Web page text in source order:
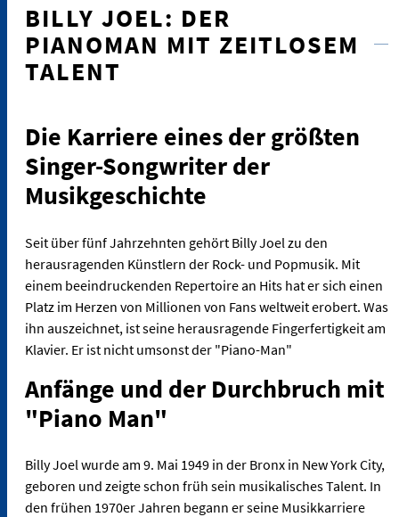
BILLY JOEL: DER
PIANOMAN MIT ZEITLOSEM
TALENT
Die Karriere eines der größten
Singer-Songwriter der
Musikgeschichte
Seit über fünf Jahrzehnten gehört Billy Joel zu den
herausragenden Künstlern der Rock- und Popmusik. Mit
einem beeindruckenden Repertoire an Hits hat er sich einen
Platz im Herzen von Millionen von Fans weltweit erobert. Was
ihn auszeichnet, ist seine herausragende Fingerfertigkeit am
Klavier. Er ist nicht umsonst der "Piano-Man"
Anfänge und der Durchbruch mit
"Piano Man"
Billy Joel wurde am 9. Mai 1949 in der Bronx in New York City,
geboren und zeigte schon früh sein musikalisches Talent. In
den frühen 1970er Jahren begann er seine Musikkarriere